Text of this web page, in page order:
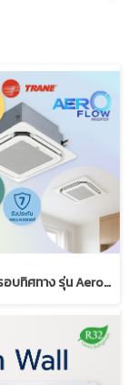
แอร์ฝังฝ้า รอบทิศทาง รุ่น AeroFlow Inverter | Trane Cassette